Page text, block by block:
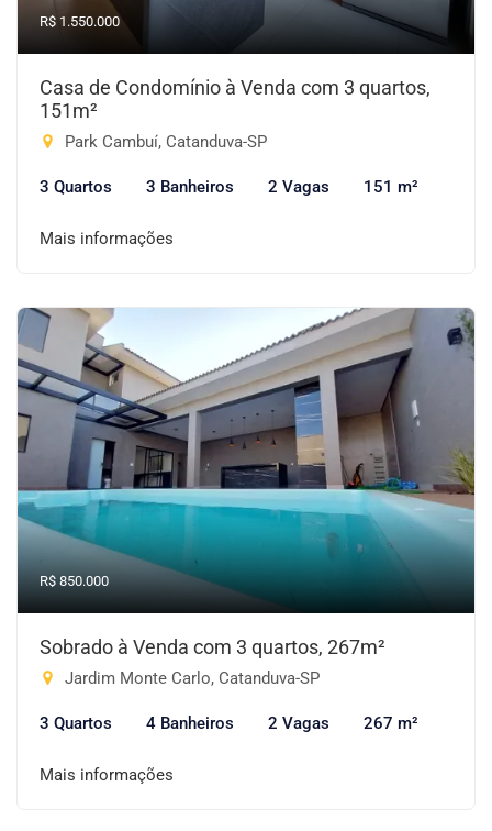
R$ 1.550.000
Casa de Condomínio à Venda com 3 quartos,
151m²
Park Cambuí, Catanduva-SP
3 Quartos 3 Banheiros 2 Vagas 151 m²
Mais informações
R$ 850.000
Sobrado à Venda com 3 quartos, 267m²
Jardim Monte Carlo, Catanduva-SP
3 Quartos 4 Banheiros 2 Vagas 267 m²
Mais informações